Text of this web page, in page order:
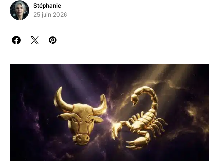
Stéphanie
25 juin 2026